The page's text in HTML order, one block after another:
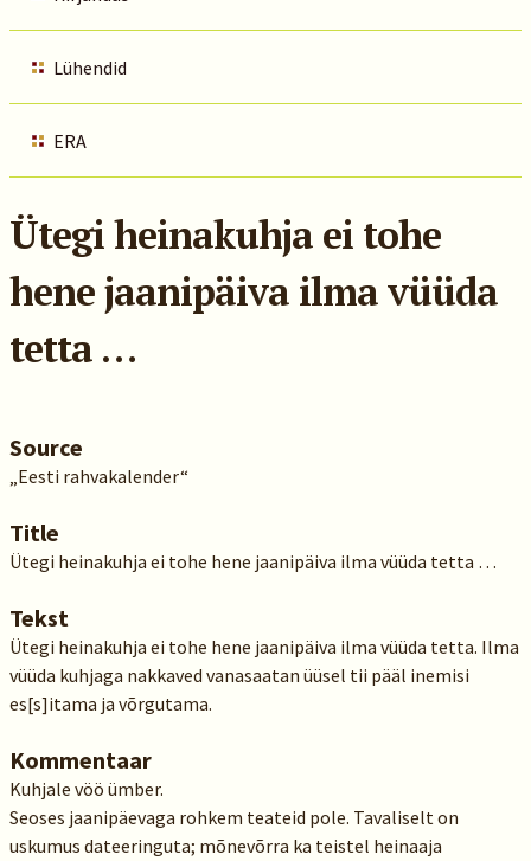
Lühendid
ERA
Ütegi heinakuhja ei tohe
hene jaanipäiva ilma vüüda
tetta …
Source
„Eesti rahvakalender“
Title
Ütegi heinakuhja ei tohe hene jaanipäiva ilma vüüda tetta …
Tekst
Ütegi heinakuhja ei tohe hene jaanipäiva ilma vüüda tetta. Ilma
vüüda kuhjaga nakkaved vanasaatan üüsel tii pääl inemisi
es[s]itama ja võrgutama.
Kommentaar
Kuhjale vöö ümber.
Seoses jaanipäevaga rohkem teateid pole. Tavaliselt on
uskumus dateeringuta; mõnevõrra ka teistel heinaaja